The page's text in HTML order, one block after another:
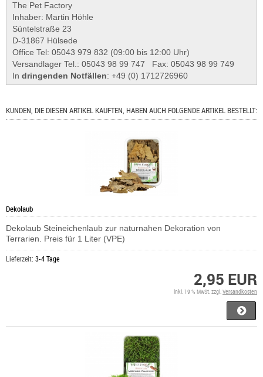
The Pet Factory
Inhaber: Martin Höhle
Süntelstraße 23
D-31867 Hülsede
Office Tel: 05043 979 832 (09:00 bis 12:00 Uhr)
Versandlager Tel.: 05043 98 99 747 Fax: 05043 98 99 749
In dringenden Notfällen: +49 (0) 1712726960
KUNDEN, DIE DIESEN ARTIKEL KAUFTEN, HABEN AUCH FOLGENDE ARTIKEL BESTELLT:
Dekolaub
Dekolaub Steineichenlaub zur naturnahen Dekoration von
Terrarien. Preis für 1 Liter (VPE)
Lieferzeit: 3-4 Tage
2,95 EUR
inkl. 19 % MwSt. zzgl.Versandkosten